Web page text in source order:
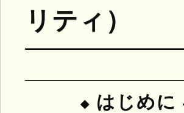
リティ）
はじめに